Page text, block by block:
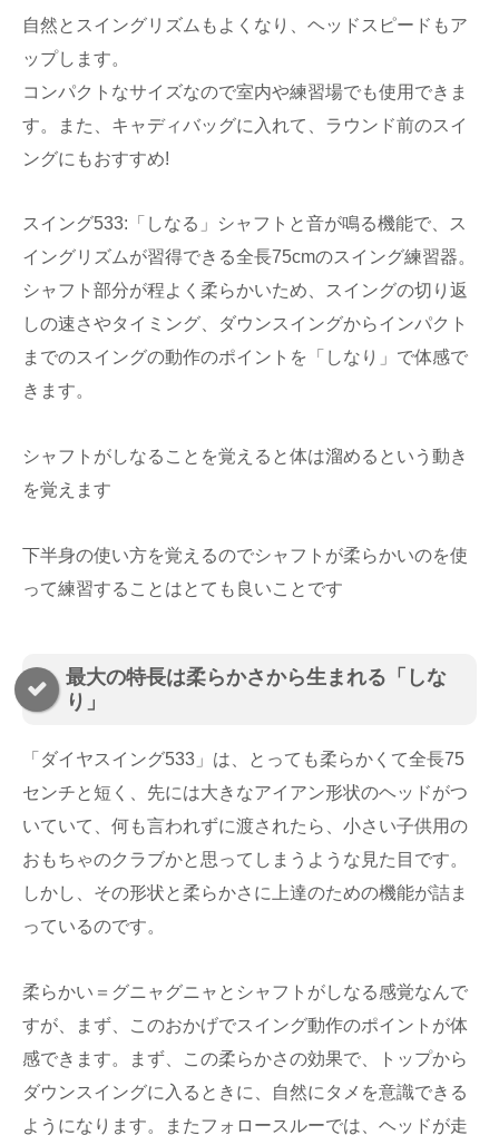
自然とスイングリズムもよくなり、ヘッドスピードもア
ップします。
コンパクトなサイズなので室内や練習場でも使用できま
す。また、キャディバッグに入れて、ラウンド前のスイ
ングにもおすすめ!
スイング533:「しなる」シャフトと音が鳴る機能で、ス
イングリズムが習得できる全長75cmのスイング練習器。
シャフト部分が程よく柔らかいため、スイングの切り返
しの速さやタイミング、ダウンスイングからインパクト
までのスイングの動作のポイントを「しなり」で体感で
きます。
シャフトがしなることを覚えると体は溜めるという動き
を覚えます
下半身の使い方を覚えるのでシャフトが柔らかいのを使
って練習することはとても良いことです
最大の特長は柔らかさから生まれる「しな
り」
「ダイヤスイング533」は、とっても柔らかくて全長75
センチと短く、先には大きなアイアン形状のヘッドがつ
いていて、何も言われずに渡されたら、小さい子供用の
おもちゃのクラブかと思ってしまうような見た目です。
しかし、その形状と柔らかさに上達のための機能が詰ま
っているのです。
柔らかい＝グニャグニャとシャフトがしなる感覚なんで
すが、まず、このおかげでスイング動作のポイントが体
感できます。まず、この柔らかさの効果で、トップから
ダウンスイングに入るときに、自然にタメを意識できる
ようになります。またフォロースルーでは、ヘッドが走